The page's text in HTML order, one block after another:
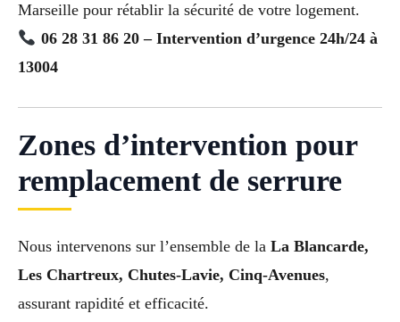
Marseille pour rétablir la sécurité de votre logement.
06 28 31 86 20 – Intervention d’urgence 24h/24 à
13004
Zones d’intervention pour
remplacement de serrure
Nous intervenons sur l’ensemble de la La Blancarde,
Les Chartreux, Chutes-Lavie, Cinq-Avenues,
assurant rapidité et efficacité.